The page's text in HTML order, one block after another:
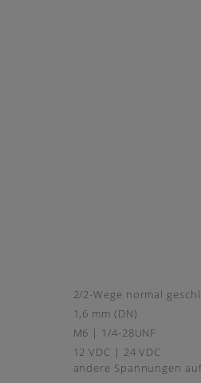
2/2-Wege normal
1,6 mm (DN)
M6 | 1/4-28UNF
12 VDC | 24 VDC
andere Spannungen